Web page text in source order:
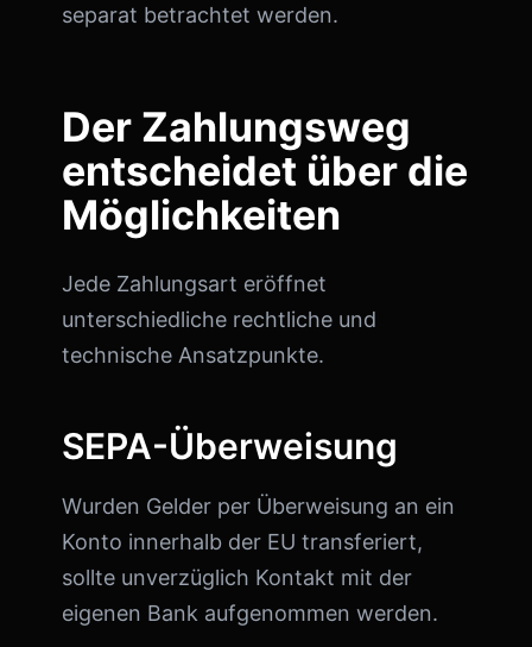
separat betrachtet werden.
Der Zahlungsweg
entscheidet über die
Möglichkeiten
Jede Zahlungsart eröffnet
unterschiedliche rechtliche und
technische Ansatzpunkte.
SEPA-Überweisung
Wurden Gelder per Überweisung an ein
Konto innerhalb der EU transferiert,
sollte unverzüglich Kontakt mit der
eigenen Bank aufgenommen werden.